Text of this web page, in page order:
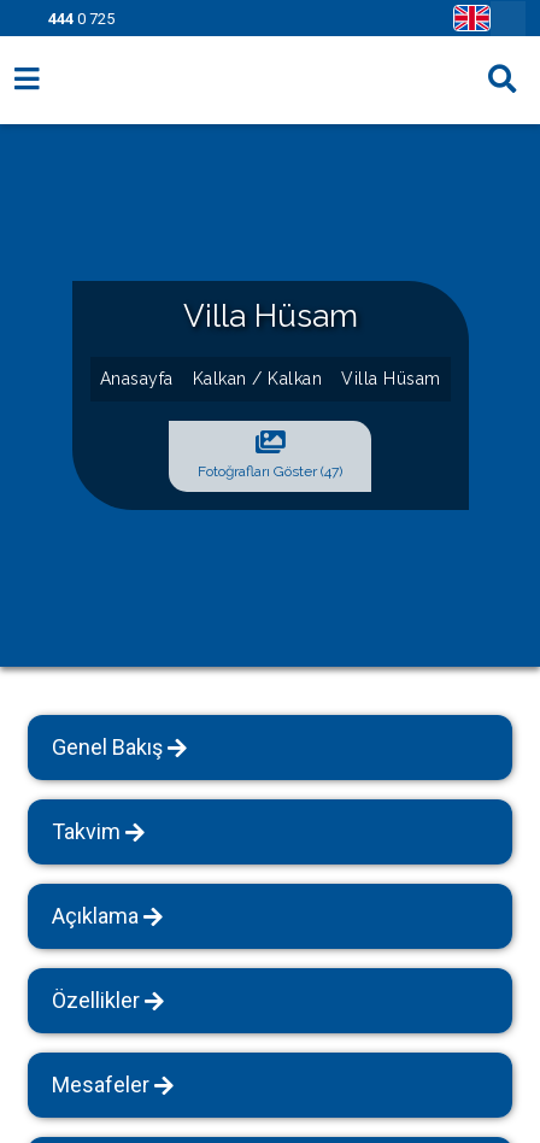
444 0 725
Villa Hüsam
Anasayfa Kalkan / Kalkan Villa Hüsam
Fotoğrafları Göster (47)
Genel Bakış
Takvim
Açıklama
Özellikler
Mesafeler